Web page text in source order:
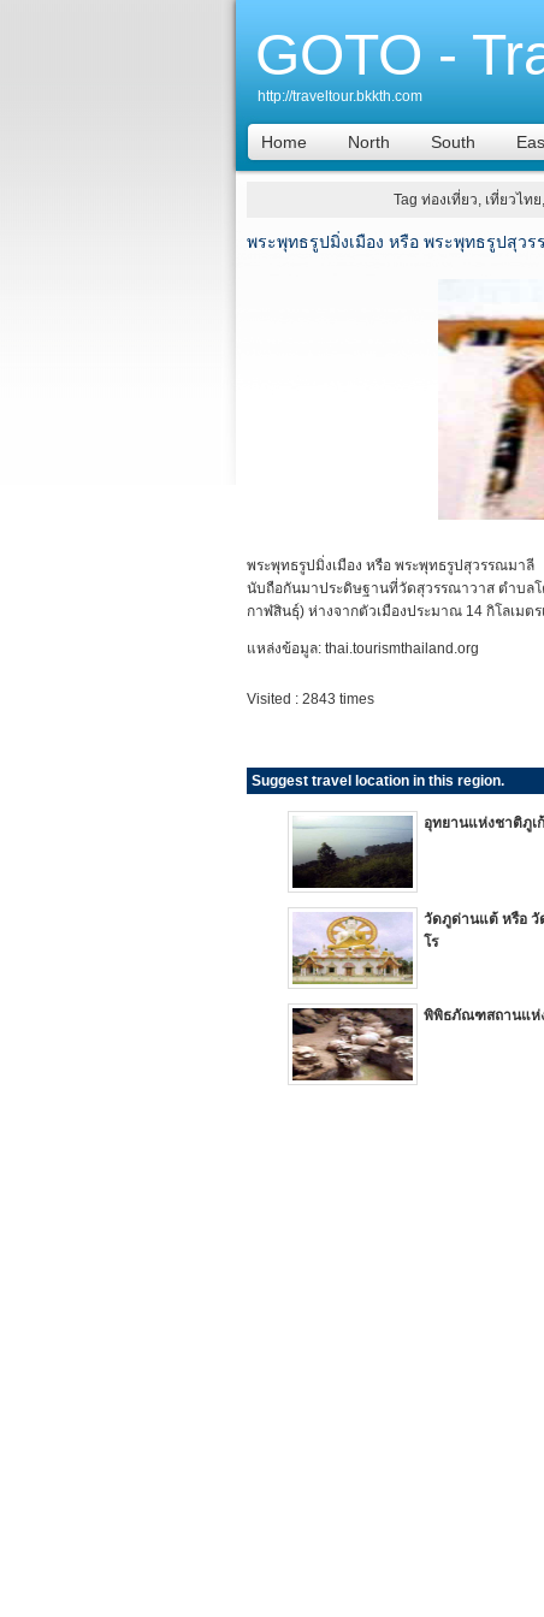
GOTO -
http://traveltour.bkkth.com
Home North South
Tag ท่องเที่ยว, เที่ยวไท
พระพุทธรูปมิ่งเมือง หรือ พระพุทธรูปสุว
พระพุทธรูปมิ่งเมือง หรือ พระพุทธรูปสุวรรณมาลี
นับถือกันมาประดิษฐานที่วัดสุวรรณาวาส ตำบลโ
กาฬสินธุ์) ห่างจากตัวเมืองประมาณ 14 กิโลเมต
แหล่งข้อมูล: thai.tourismthailand.org
Visited : 2843 times
Suggest travel location in this region.
อุทยานแห่งชาติภูเ
วัดภูด่านแต้ หรือ วั
โร
พิพิธภัณฑสถานแห่